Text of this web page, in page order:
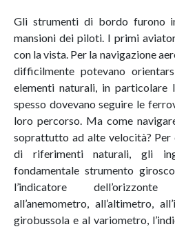
Gli strumenti di bordo furono
mansioni dei piloti. I primi
con la vista. Per la navigazione
difficilmente potevano
elementi naturali, in particolare
spesso dovevano seguire le
loro percorso. Ma come
soprattutto ad alte velocità? Per
di riferimenti naturali, gli
fondamentale strumento
l’indicatore
all’anemometro, all’altimetro,
girobussola e al variometro,